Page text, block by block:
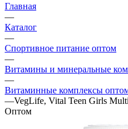
Главная
—
Каталог
—
Спортивное питание оптом
—
Витамины и минеральные
—
Витаминные комплексы
—VegLife, Vital Teen Girls
Оптом